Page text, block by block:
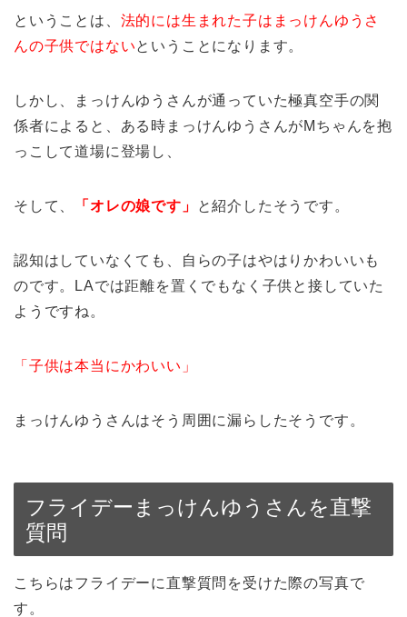
ということは、 法的には生まれた子はまっけんゆうさ
んの子供ではないということになります。
しかし、まっけんゆうさんが通っていた極真空手の関
係者によると、ある時まっけんゆうさんがMちゃんを抱
っこして道場に登場し、
そして、 「オレの娘です」 と紹介したそうです。
認知はしていなくても、自らの子はやはりかわいいも
のです。LAでは距離を置くでもなく子供と接していた
ようですね。
「子供は本当にかわいい」
まっけんゆうさんはそう周囲に漏らしたそうです。
フライデーまっけんゆうさんを直撃
質問
こちらはフライデーに直撃質問を受けた際の写真で
す。